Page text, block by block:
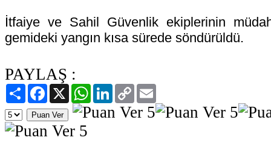
İtfaiye ve Sahil Güvenlik ekiplerinin
gemideki yangın kısa sürede söndürüldü.
PAYLAŞ :
PaylaşFacebook
X WhatsAppLinkedIn
Copy
Link